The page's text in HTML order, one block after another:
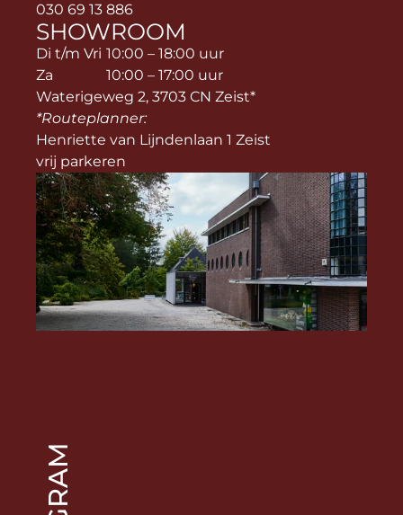
030 69 13 886
SHOWROOM
Di t/m Vri
Za
10:00 – 18:00 uur
10:00 – 17:00 uur
Waterigeweg 2, 3703 CN Zeist*
*Routeplanner:
Henriette van Lijndenlaan 1 Zeist
vrij parkeren